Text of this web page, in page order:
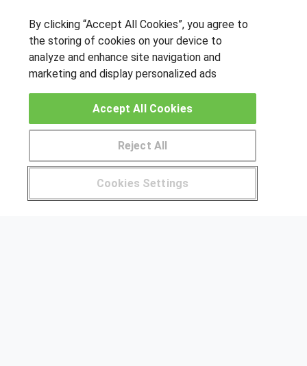
Pide más información al centro
¿Tienes alguna duda? 900 264 357
SÍGUENOS EN LAS REDES
OTROS GRUPOS DE INTERES
Muro de los idiomas
Hablemos de empleo
Locos por las becas
CENTROS DE FORMACIÓN
By clicking “Accept All Cookies”, you agree to
the storing of cookies on your device to
analyze and enhance site navigation and
marketing and display personalized ads
Cookies Settings
Reject All
Accept All Cookies